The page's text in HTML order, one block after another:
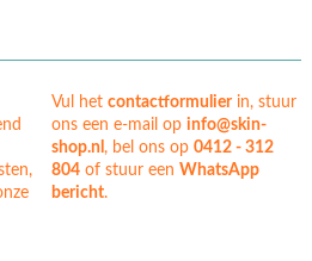
Vul hetcontactformulierin, stuur
ons een e-mail op info@skin-
shop.nl, bel ons op0412 - 312
804 of stuur eenWhatsApp
bericht.